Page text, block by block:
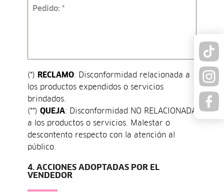
Pedido: *
(*) RECLAMO: Disconformidad relacionada a
los productos expendidos o servicios
brindados.
(**) QUEJA: Disconformidad NO RELACIONADA
a los productos o servicios. Malestar o
descontento respecto con la atención al
público.
4. ACCIONES ADOPTADAS POR EL
VENDEDOR